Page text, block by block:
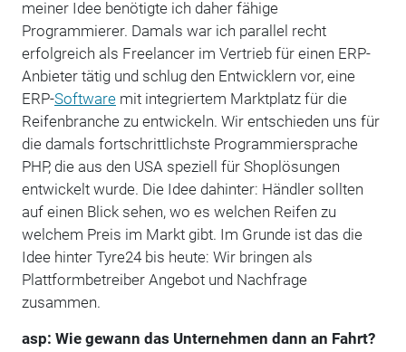
meiner Idee benötigte ich daher fähige
Programmierer. Damals war ich parallel recht
erfolgreich als Freelancer im Vertrieb für einen ERP-
Anbieter tätig und schlug den Entwicklern vor, eine
ERP-Softwaremit integriertem Marktplatz für die
Reifenbranche zu entwickeln. Wir entschieden uns für
die damals fortschrittlichste Programmiersprache
PHP, die aus den USA speziell für Shoplösungen
entwickelt wurde. Die Idee dahinter: Händler sollten
auf einen Blick sehen, wo es welchen Reifen zu
welchem Preis im Markt gibt. Im Grunde ist das die
Idee hinter Tyre24 bis heute: Wir bringen als
Plattformbetreiber Angebot und Nachfrage
zusammen.
asp: Wie gewann das Unternehmen dann an Fahrt?